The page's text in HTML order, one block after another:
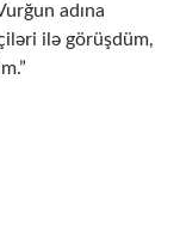
adına
ilə görüşdüm,